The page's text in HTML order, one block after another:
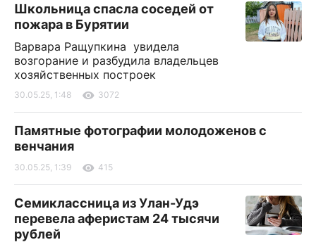
Школьница спасла соседей от
пожара в Бурятии
Варвара Ращупкина увидела
возгорание и разбудила владельцев
хозяйственных построек
30.05.25, 1:48 3072
Памятные фотографии молодоженов с
венчания
30.05.25, 1:39 415
Семиклассница из Улан-Удэ
перевела аферистам 24 тысячи
рублей